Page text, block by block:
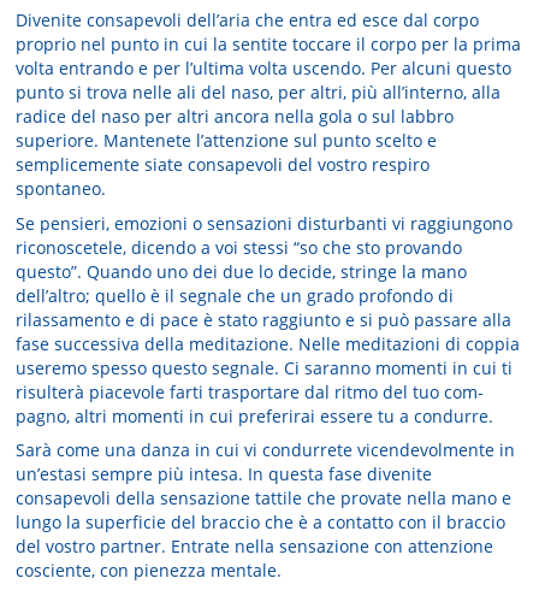
Divenite consapevo­li dell’aria che entra ed esce dal corpo
proprio nel punto in cui la sentite toccare il corpo per la prima
volta entrando e per l’ultima volta uscendo. Per alcuni questo
punto si trova nelle ali del naso, per altri, più all’inter­no, alla
radice del naso per altri ancora nella gola o sul labbro
superiore. Mantenete l’attenzione sul punto scelto e
semplicemente siate consa­pevoli del vostro respiro
spontaneo.
Se pensieri, emozioni o sensazioni disturbanti vi raggiungono
riconoscetele, dicendo a voi stessi “so che sto provando
questo”. Quando uno dei due lo decide, stringe la mano
dell’altro; quello è il se­gnale che un grado profondo di
rilassamento e di pace è stato raggiunto e si può passare alla
fase successiva della meditazione. Nelle meditazioni di coppia
useremo spesso questo segnale. Ci saranno momenti in cui ti
risulterà piacevole farti trasportare dal ritmo del tuo com­
pagno, altri momenti in cui preferirai essere tu a condurre.
Sarà come una danza in cui vi condurrete vicendevolmente in
un’estasi sempre più intesa. In questa fase divenite
consapevoli della sensazione tattile che provate nella mano e
lungo la superficie del braccio che è a contatto con il brac­cio
del vostro partner. Entrate nella sensazione con attenzione
cosciente, con pienezza menta­le.